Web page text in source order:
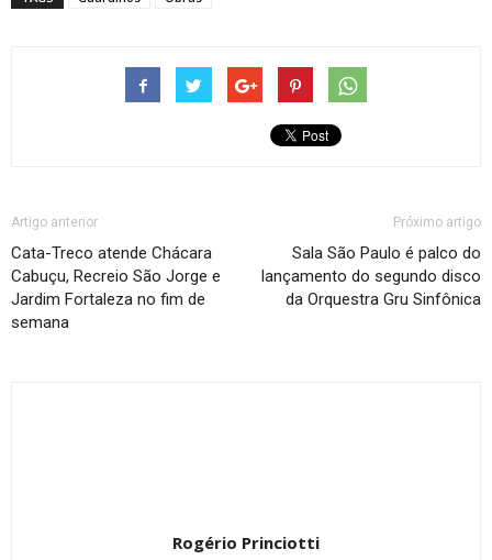
Artigo anterior
Cata-Treco atende Chácara
Cabuçu, Recreio São Jorge e
Jardim Fortaleza no fim de
semana
Próximo artigo
Sala São Paulo é palco do
lançamento do segundo disco
da Orquestra Gru Sinfônica
Rogério Princiotti